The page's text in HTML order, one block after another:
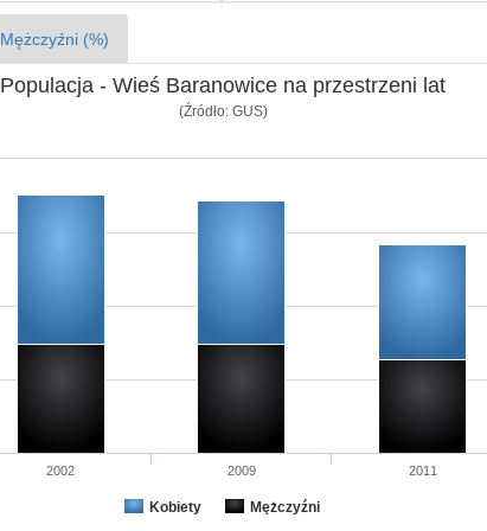
Mężczyźni (%)
Populacja - Wieś Baranowice na przestrzeni lat
(Źródło: GUS)
Kobiety Mężczyźni
2002 2009 2011